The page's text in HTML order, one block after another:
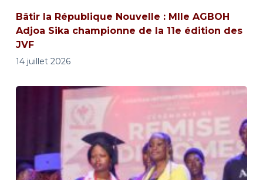
Bâtir la République Nouvelle : Mlle AGBOH
Adjoa Sika championne de la 11e édition des
JVF
14 juillet 2026